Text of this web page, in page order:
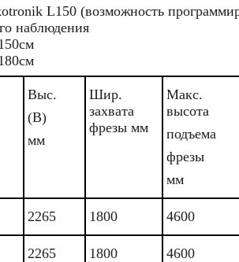
L150 (возможность
наблюдения
Выс.
(В)
мм
Шир.
захвата
фрезы мм
Макс.
высота
подъема
фрезы
мм
2265 1800 4600
2265 1800 4600